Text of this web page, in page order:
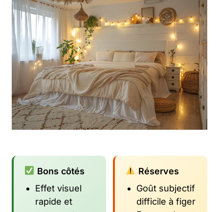
Bons côtés
Effet visuel
rapide et
Réserves
Goût subjectif
difficile à figer